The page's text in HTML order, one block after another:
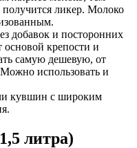
ликер. Молоко
добавок и посторонних
крепости и
самую дешевую, от
Можно использовать и
кувшин с широким
литра)